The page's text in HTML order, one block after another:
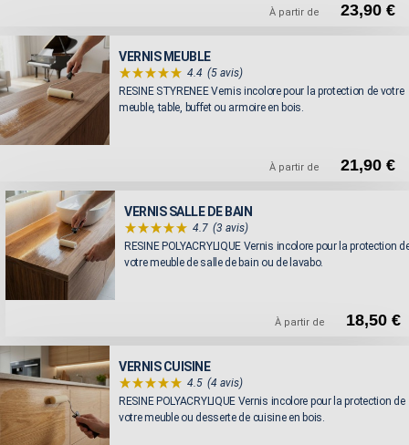
À partir de 23,90 €
VERNIS MEUBLE
4.4 (5 avis)
RESINE STYRENEE Vernis incolore pour la protection de votre
meuble, table, buffet ou armoire en bois.
À partir de 21,90 €
VERNIS SALLE DE BAIN
4.7 (3 avis)
RESINE POLYACRYLIQUE Vernis incolore pour la protection
votre meuble de salle de bain ou de lavabo.
À partir de 18,50 €
VERNIS CUISINE
4.5 (4 avis)
RESINE POLYACRYLIQUE Vernis incolore pour la protection de
votre meuble ou desserte de cuisine en bois.